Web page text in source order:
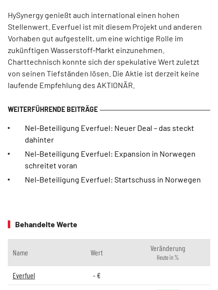
HySynergy genießt auch international einen hohen
Stellenwert. Everfuel ist mit diesem Projekt und anderen
Vorhaben gut aufgestellt, um eine wichtige Rolle im
zukünftigen Wasserstoff-Markt einzunehmen.
Charttechnisch konnte sich der spekulative Wert zuletzt
von seinen Tiefständen lösen. Die Aktie ist derzeit keine
laufende Empfehlung des AKTIONÄR.
Nel-Beteiligung Everfuel: Neuer Deal – das steckt
dahinter
Nel-Beteiligung Everfuel: Expansion in Norwegen
schreitet voran
Nel-Beteiligung Everfuel: Startschuss in Norwegen
Behandelte Werte
Name Wert Veränderung
Heute in %
Everfuel -€